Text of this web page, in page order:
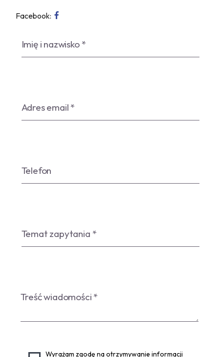
Facebook:
Wyrażam zgodę na otrzymywanie informacji